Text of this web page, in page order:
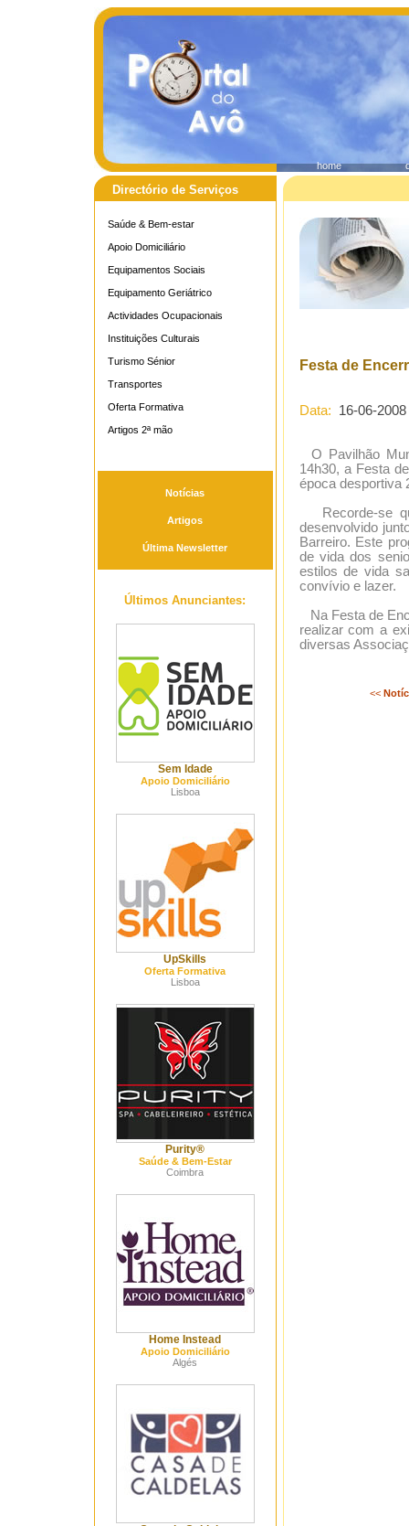
home
Directório de Serviços
Saúde & Bem-estar
Apoio Domiciliário
Equipamentos Sociais
Equipamento Geriátrico
Actividades Ocupacionais
Instituições Culturais
Turismo Sénior
Transportes
Oferta Formativa
Artigos 2ª mão
Notícias
Artigos
Última Newsletter
Últimos Anunciantes:
Sem Idade
Apoio Domiciliário
Lisboa
UpSkills
Oferta Formativa
Lisboa
Purity®
Saúde & Bem-Estar
Coimbra
Home Instead
Apoio Domiciliário
Algés
Festa de
Data: 16-06-2008
O Pavilhão
14h30, a Festa
época desportiva
Recorde-se
desenvolvido
Barreiro. Este
de vida dos
estilos de vida
convívio e lazer.
Na Festa de
realizar com a
diversas
<<